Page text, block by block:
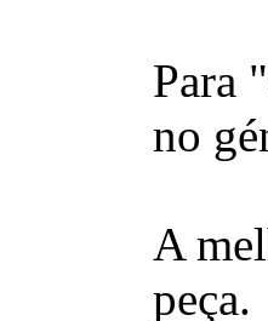
Para
no
A
peça.